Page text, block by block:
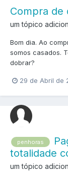
Compra de
um tópico
Bom dia. Ao
somos casados.
dobrar?
29 de Abril de
penhoras
totalidade
um tópico